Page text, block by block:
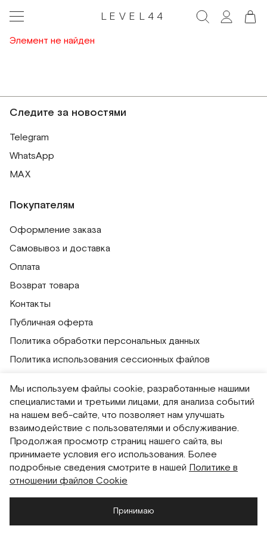
LEVEL44
Элемент не найден
Следите за новостями
Telegram
WhatsApp
MAX
Покупателям
Оформление заказа
Самовывоз и доставка
Оплата
Возврат товара
Контакты
Публичная оферта
Политика обработки персональных данных
Политика использования сессионных файлов
Согласие на обработку персональных данных
Система привилегий
Русский English
Мы используем файлы cookie, разработанные нашими
специалистами и третьими лицами, для анализа событий
на нашем веб-сайте, что позволяет нам улучшать
взаимодействие с пользователями и обслуживание.
Продолжая просмотр страниц нашего сайта, вы
принимаете условия его использования. Более
подробные сведения смотрите в нашей Политике в
отношении файлов Cookie
Принимаю